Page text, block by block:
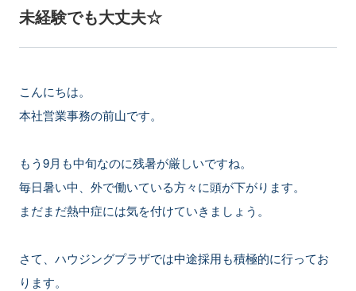
未経験でも大丈夫☆
こんにちは。
本社営業事務の前山です。
もう9月も中旬なのに残暑が厳しいですね。
毎日暑い中、外で働いている方々に頭が下がります。
まだまだ熱中症には気を付けていきましょう。
さて、ハウジングプラザでは中途採用も積極的に行ってお
ります。